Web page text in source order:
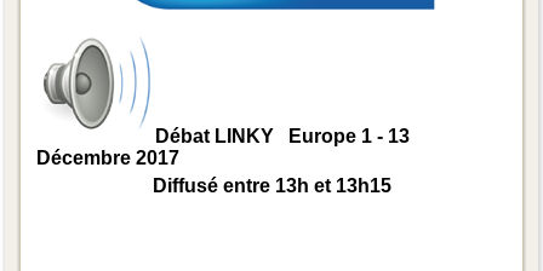
Débat LINKY Europe 1 - 13
Décembre 2017
Diffusé entre 13h et 13h15